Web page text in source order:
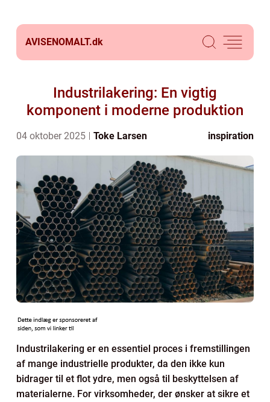
AVISENOMALT.dk
Industrilakering: En vigtig
komponent i moderne produktion
04 oktober 2025 Toke Larsen inspiration
Industrilakering er en essentiel proces i fremstillingen
af mange industrielle produkter, da den ikke kun
bidrager til et flot ydre, men også til beskyttelsen af
materialerne. For virksomheder, der ønsker at sikre et